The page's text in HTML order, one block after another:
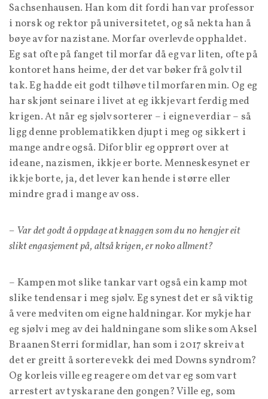
Sachsenhausen. Han kom dit fordi han var professor
i norsk og rektor på universitetet, og så nekta han å
bøye av for nazistane. Morfar overlevde opphaldet.
Eg sat ofte på fanget til morfar då eg var liten, ofte på
kontoret hans heime, der det var bøker frå golv til
tak. Eg hadde eit godt tilhøve til morfaren min. Og eg
har skjønt seinare i livet at eg ikkje vart ferdig med
krigen. At når eg sjølv sorterer – i eigne verdiar – så
ligg denne problematikken djupt i meg og sikkert i
mange andre også. Difor blir eg opprørt over at
ideane, nazismen, ikkje er borte. Menneskesynet er
ikkje borte, ja, det lever kan hende i større eller
mindre grad i mange av oss.
– Var det godt å oppdage at knaggen som du no hengjer eit
slikt engasjement på, altså krigen, er noko allment?
– Kampen mot slike tankar vart også ein kamp mot
slike tendensar i meg sjølv. Eg synest det er så viktig
å vere medviten om eigne haldningar. Kor mykje har
eg sjølv i meg av dei haldningane som slike som Aksel
Braanen Sterri formidlar, han som i 2017 skreiv at
det er greitt å sortere vekk dei med Downs syndrom?
Og korleis ville eg reagere om det var eg som vart
arrestert av tyskarane den gongen? Ville eg, som